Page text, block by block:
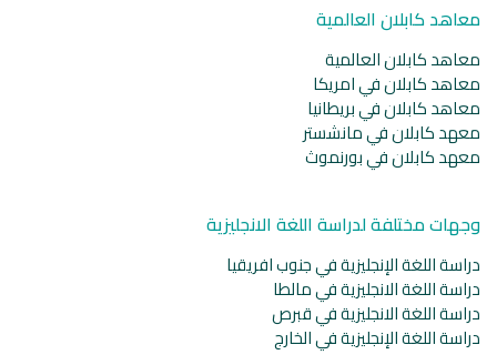
معاهد كابلان العالمية
معاهد كابلان العالمية
معاهد كابلان في امريكا
معاهد كابلان في بريطانيا
معهد كابلان في مانشستر
معهد كابلان في بورنموث
وجهات مختلفة لدراسة اللغة الانجليزية
دراسة اللغة الإنجليزية في جنوب افريقيا
دراسة اللغة الانجليزية في مالطا
دراسة اللغة الانجليزية في قبرص
دراسة اللغة الإنجليزية في الخارج